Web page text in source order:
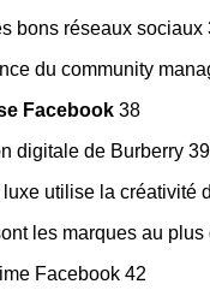
bons réseaux sociaux
du community
Facebook 38
digitale de Burberry 39
utilise la créativité
les marques au
Facebook 42